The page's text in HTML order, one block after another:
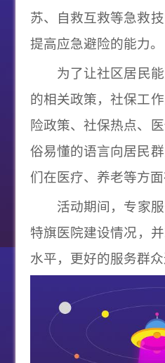
苏、自救互救等急救
提高应急避险的能力。
为了让社区居民
的相关政策，社保工
险政策、社保热点、
俗易懂的语言向居民
们在医疗、养老等方面
活动期间，专家
特旗医院建设情况 ，
水平，更好的服务群众